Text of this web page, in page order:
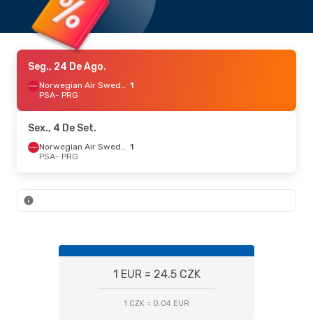
Seg., 24 De Ago.
Norwegian Air Sweden 1
PSA- PRG
Sex., 4 De Set.
Norwegian Air Sweden 1
PSA- PRG
1 EUR = 24.5 CZK
1 CZK = 0.04 EUR